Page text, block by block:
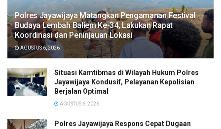
Polres Jayawijaya Matangkan Pengamanan Festival
Budaya Lembah Baliem Ke-34, Lakukan Rapat
Koordinasi dan Peninjauan Lokasi
AGUSTUS 6, 2026
Situasi Kamtibmas di Wilayah Hukum Polres
Jayawijaya Kondusif, Pelayanan Kepolisian
Berjalan Optimal
AGUSTUS 6, 2026
Polres Jayawijaya Respons Cepat Dugaan